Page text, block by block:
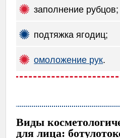
заполнение рубцов;
подтяжка ягодиц;
омоложение рук.
Виды
для лица: